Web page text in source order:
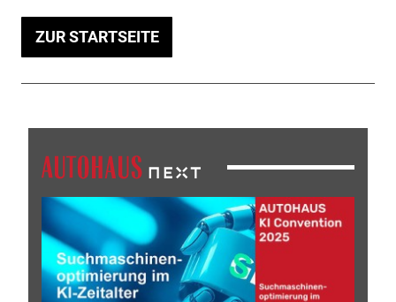
ZUR STARTSEITE